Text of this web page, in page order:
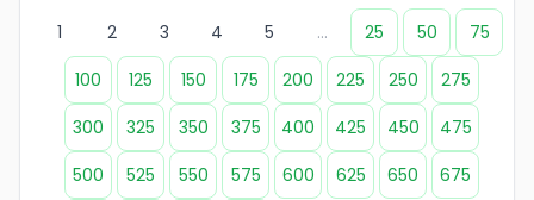
1
2 3 4 5 ... 25 50
75
100
125 150 175 200 225 250
275
300
325 350 375 400 425 450
475
500
525 550 575 600 625 650 675